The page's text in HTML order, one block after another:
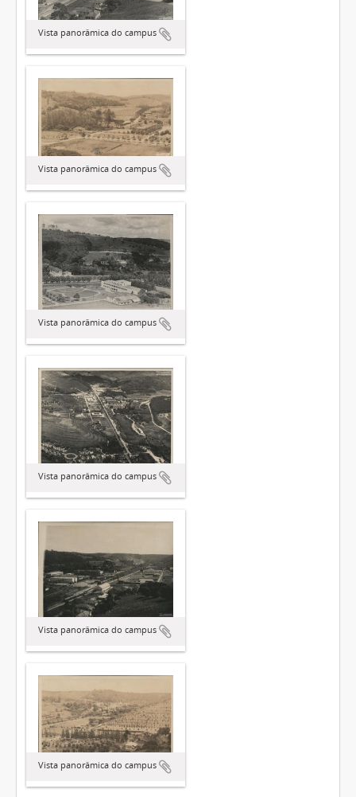
Vista panorâmica do campus
Vista panorâmica do campus
Vista panorâmica do campus
Vista panorâmica do campus
Vista panorâmica do campus
Vista panorâmica do campus